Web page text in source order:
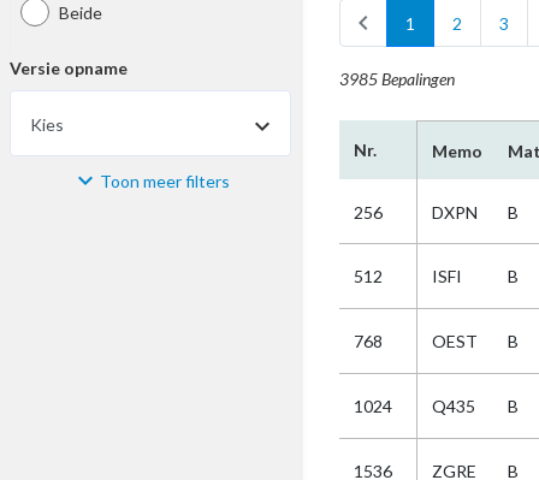
Beide
Versie opname
Kies
Materiaal Toon meer filters
chevron_left 1 2 3
3985 Bepalingen
Nr. Memo
256 DXPN B
512 ISFI B
768 OEST B
1024 Q435 B
1536 ZGRE B